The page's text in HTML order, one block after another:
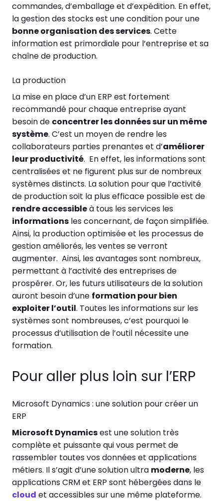
commandes, d’emballage et d’expédition. En effet,
la gestion des stocks est une condition pour une
bonne organisation des services. Cette
information est primordiale pour l’entreprise et sa
chaîne de production.
La production
La mise en place d’un ERP est fortement
recommandé pour chaque entreprise ayant
besoin de concentrer les données sur un même
système. C’est un moyen de rendre les
collaborateurs parties prenantes et d’améliorer
leur productivité. En effet, les informations sont
centralisées et ne figurent plus sur de nombreux
systèmes distincts. La solution pour que l’activité
de production soit la plus efficace possible est de
rendre accessibleà tous les services les
informations les concernant, de façon simplifiée.
Ainsi, la production optimisée et les processus de
gestion améliorés, les ventes se verront
augmenter. Ainsi, les avantages sont nombreux,
permettant à l’activité des entreprises de
prospérer. Or, les futurs utilisateurs de la solution
auront besoin d’une formation pour bien
exploiter l’outil. Toutes les informations sur les
systèmes sont nombreuses, c’est pourquoi le
processus d’utilisation de l’outil nécessite une
formation.
Pour aller plus loin sur l’ERP
Microsoft Dynamics : une solution pour créer un
ERP
Microsoft Dynamicsest une solution très
complète et puissante qui vous permet de
rassembler toutes vos données et applications
métiers. Il s’agit d’une solution ultra moderne, les
applications CRM et ERP sont hébergées dans le
cloud et accessibles sur une même plateforme.